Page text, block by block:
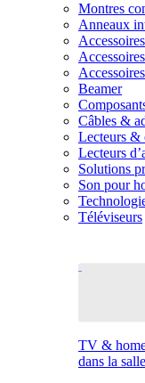
Montres
Anneaux
Beamer
Câbles &
Lecteurs &
Lecteurs
Solutions
Son pour
Téléviseurs
TV &
dans la